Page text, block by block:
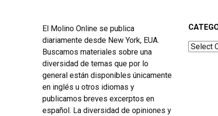
El Molino Online se publica
diariamente desde New York, EUA.
Buscamos materiales sobre una
diversidad de temas que por lo
general están disponibles únicamente
en inglés u otros idiomas y
publicamos breves excerptos en
español. La diversidad de opiniones y